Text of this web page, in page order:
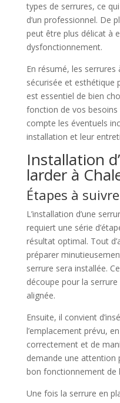
types de serrures, ce
d’un professionnel. De
peut être plus délicat à
dysfonctionnement.
En résumé, les
sécurisée et esthétique
est essentiel de bien
fonction de vos
compte les éventuels
installation et leur
Installation
larder à
Étapes à suivre
L’installation d’une
requiert une série
résultat optimal. Tout
préparer
serrure sera installée.
découpe pour la
alignée.
Ensuite, il convient
l’emplacement prévu,
correctement et de
demande une attention
bon fonctionnement de
Une fois la serrure en